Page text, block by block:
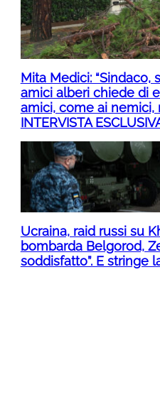
Mita Medici: “Sindaco,
amici alberi chiede di
amici, come ai nemici,
INTERVISTA
Ucraina, raid russi su
bombarda Belgorod,
soddisfatto”. E stringe